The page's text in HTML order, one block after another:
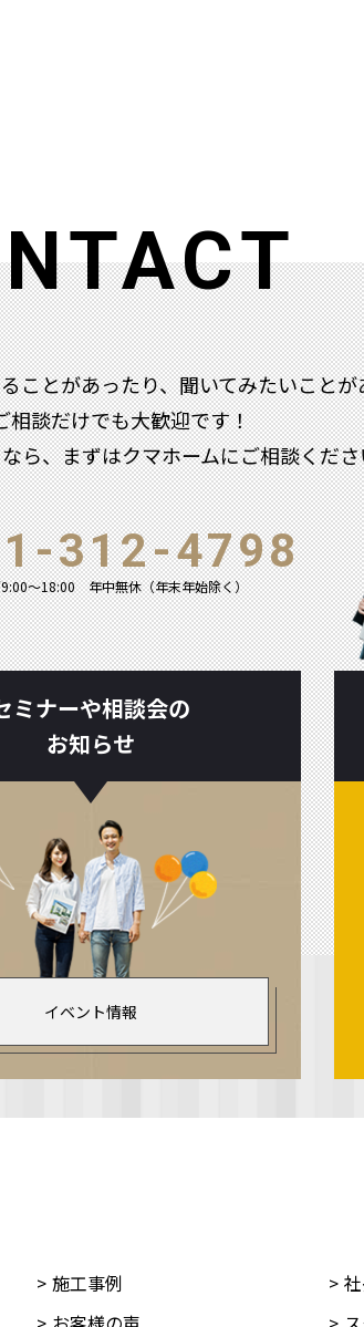
ことがあったり、聞いてみたいこと
相談だけでも大歓迎です！
ら、まずはクマホームにご相談くだ
312-4798
9:00～18:00年中無休（年末年始除く）
ミナーや相談会の
お知らせ
イベント情報
施工事例